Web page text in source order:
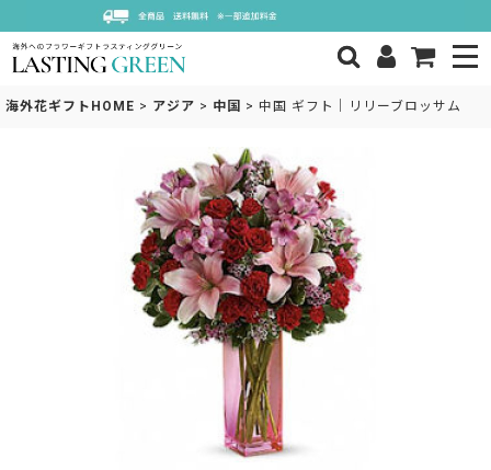
海外花ギフトHOME > アジア > 中国 > 中国 ギフト｜リリーブロッサム